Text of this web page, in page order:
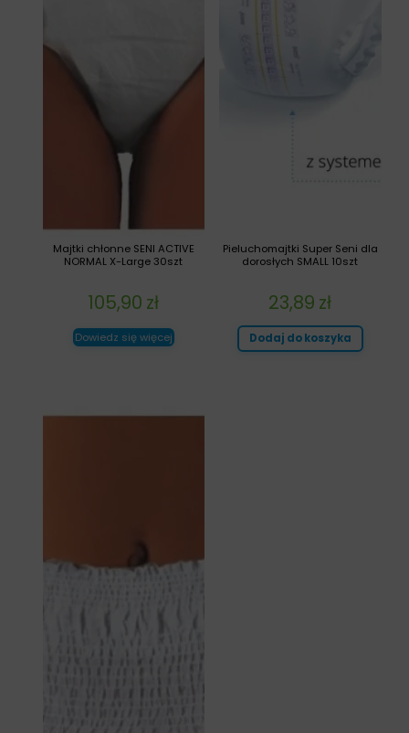
Pieluchomajtki Super Seni dla
dorosłych SMALL 10szt
23,89 zł
Dodaj do koszyka
Majtki chłonne SENI ACTIVE
NORMAL X-Large 30szt
105,90 zł
Dowiedz się więcej